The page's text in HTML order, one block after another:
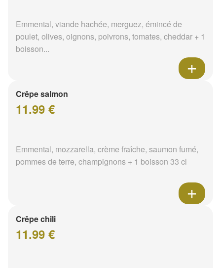
Emmental, viande hachée, merguez, émincé de
poulet, olives, oignons, poivrons, tomates, cheddar + 1
boisson...
Crêpe salmon
11.99 €
Emmental, mozzarella, crème fraîche, saumon fumé,
pommes de terre, champignons + 1 boisson 33 cl
Crêpe chili
11.99 €